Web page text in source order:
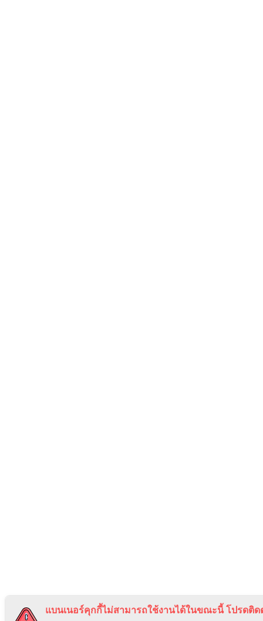
แบนเนอร์คุกกี้ไม่สามารถใช้งานได้ในขณะนี้ โปรดติด